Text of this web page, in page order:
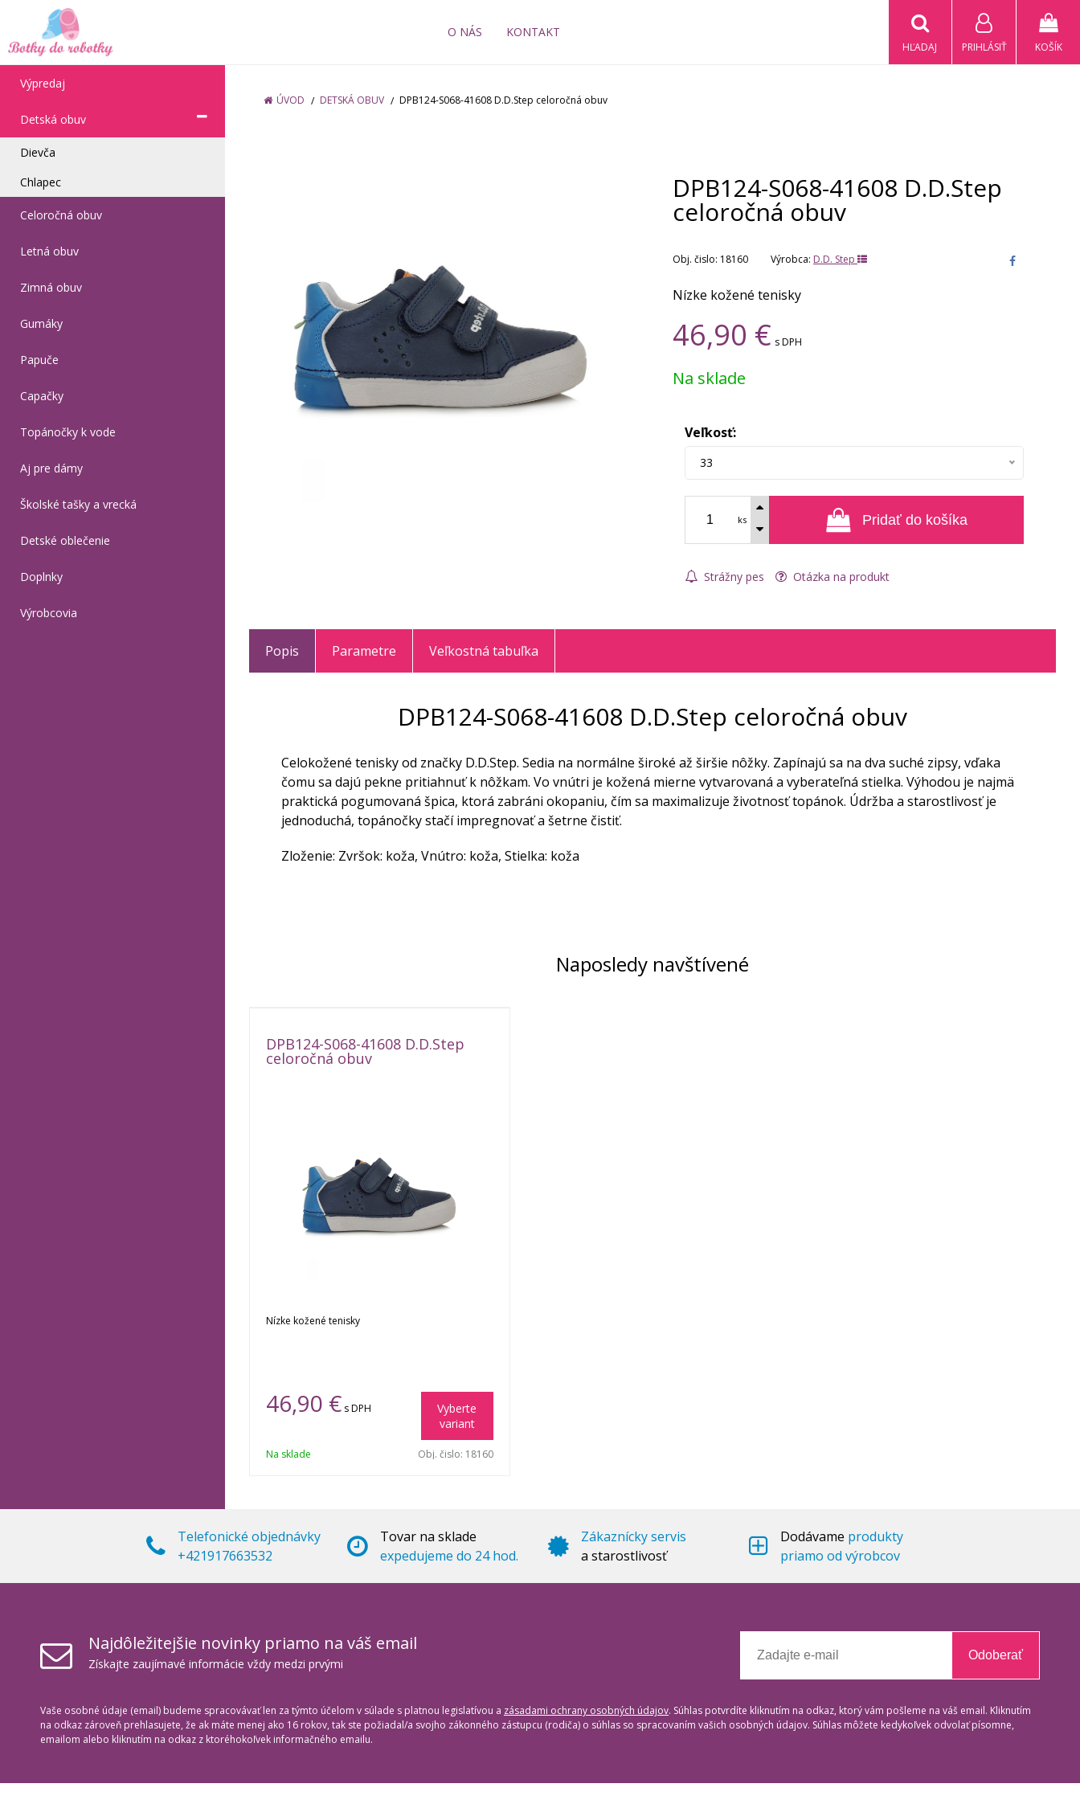
O NÁS KONTAKT
KOŠÍK
PRIHLÁSIŤ
HĽADAJ
Výpredaj
Detská obuv
Dievča
Chlapec
Celoročná obuv
Letná obuv
Zimná obuv
Gumáky
Papuče
Capačky
Topánočky k vode
Aj pre dámy
Školské tašky a vrecká
Detské oblečenie
Doplnky
Výrobcovia
ÚVOD DETSKÁ OBUV DPB124-S068-41608 D.D.Step celoročná obuv
DPB124-S068-41608 D.D.Step
celoročná obuv
Obj. čislo: 18160 Výrobca: D.D. Step
Nízke kožené tenisky
46,90 € s DPH
Na sklade
Veľkosť:
33
ks Pridať do košíka
Strážny pes Otázka na produkt
Popis Parametre Veľkostná tabuľka
DPB124-S068-41608 D.D.Step celoročná obuv
Celokožené tenisky od značky D.D.Step. Sedia na normálne široké až širšie nôžky. Zapínajú sa na dva suché zipsy, vďaka
čomu sa dajú pekne pritiahnuť k nôžkam. Vo vnútri je kožená mierne vytvarovaná a vyberateľná stielka. Výhodou je najmä
praktická pogumovaná špica, ktorá zabráni okopaniu, čím sa maximalizuje životnosť topánok. Údržba a starostlivosť je
jednoduchá, topánočky stačí impregnovať a šetrne čistiť.
Zloženie: Zvršok: koža, Vnútro: koža, Stielka: koža
Naposledy navštívené
DPB124-S068-41608 D.D.Step
celoročná obuv
Nízke kožené tenisky
46,90 € s DPH
Vyberte
variant
Na sklade Obj. čislo: 18160
Telefonické objednávky
+421917663532
Tovar na sklade
expedujeme do 24 hod.
Zákaznícky servis
a starostlivosť
Dodávame produkty
priamo od výrobcov
Najdôležitejšie novinky priamo na váš email
Získajte zaujímavé informácie vždy medzi prvými
Odoberať
Vaše osobné údaje (email) budeme spracovávať len za týmto účelom v súlade s platnou legislatívou a zásadami ochrany osobných údajov. Súhlas potvrdíte kliknutím na odkaz, ktorý vám pošleme na váš email. Kliknutím
na odkaz zároveň prehlasujete, že ak máte menej ako 16 rokov, tak ste požiadal/a svojho zákonného zástupcu (rodiča) o súhlas so spracovaním vašich osobných údajov. Súhlas môžete kedykoľvek odvolať písomne,
emailom alebo kliknutím na odkaz z ktoréhokoľvek informačného emailu.